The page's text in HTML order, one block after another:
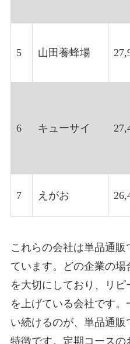
5 山田養蜂場
6 キューサイ
7 えがお
これらの会社は単品通
ています。どの企業の
を大切にしており、リ
を上げている会社です
い続けるのが、単品通
特徴です。定期コースの